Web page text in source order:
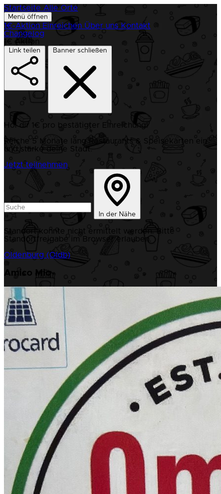
Startseite Alle Orte
Menü öffnen
1€-Aktion Einreichen Über uns Kontakt
Changelog
1€ Aktion
Link teilen Banner schließen
Hol dir 1€ pro bestätigter Einreichung!
Reiche 5 Monate lang Restaurants & Speisekarten ein
und stärke deine Stadt.
Jetzt teilnehmen
In der Nähe
Standort konnte nicht ermittelt werden. Bitte
Standortfreigabe im Browser erlauben.
Oldenburg (Oldb)
Amico Mio